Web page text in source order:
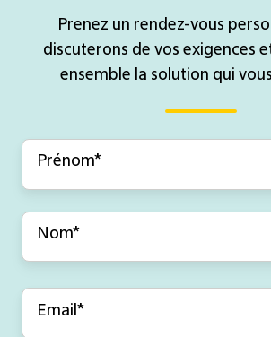
Prenez un rendez-vous
discuterons de vos exigences
ensemble la solution qui